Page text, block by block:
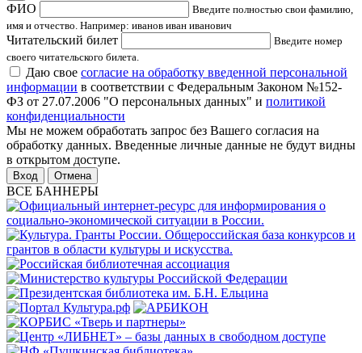
ФИО
Введите полностью свои фамилию,
имя и отчество. Например: иванов иван иванович
Читательский билет
Введите номер
своего читательского билета.
Даю свое согласие на обработку введенной персональной
информации в соответствии с Федеральным Законом №152-
ФЗ от 27.07.2006 "О персональных данных" и политикой
конфиденциальности
Мы не можем обработать запрос без Вашего согласия на
обработку данных. Введенные личные данные не будут видны
в открытом доступе.
Отмена
ВСЕ БАННЕРЫ